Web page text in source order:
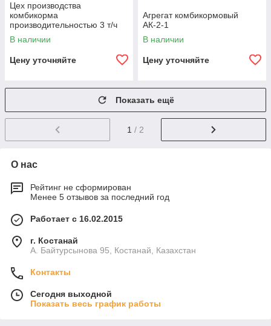
Цех производства
комбикорма
производительностью 3 т/ч
В наличии
Цену уточняйте
Агрегат комбикормовый
АК-2-1
В наличии
Цену уточняйте
Показать ещё
1 / 2
О нас
Рейтинг не сформирован
Менее 5 отзывов за последний год
Работает с 16.02.2015
г. Костанай
А. Байтурсынова 95, Костанай, Казахстан
Контакты
Сегодня выходной
Показать весь график работы